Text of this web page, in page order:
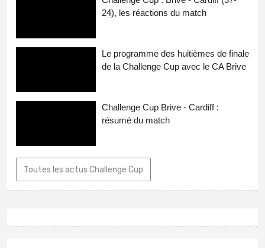
24), les réactions du match
Le programme des huitièmes de finale
de la Challenge Cup avec le CA Brive
Challenge Cup Brive - Cardiff :
résumé du match
Toutes les actus Challenge Cup